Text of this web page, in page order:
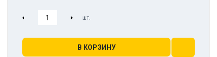
В КОРЗИНУ